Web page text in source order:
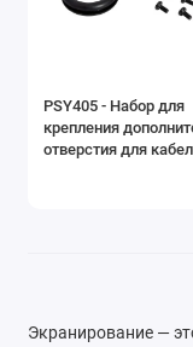
PSY405 - Набор для
крепления
отверстия для
Экранирование —